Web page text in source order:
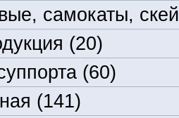
самокаты,
(20)
(60)
(141)